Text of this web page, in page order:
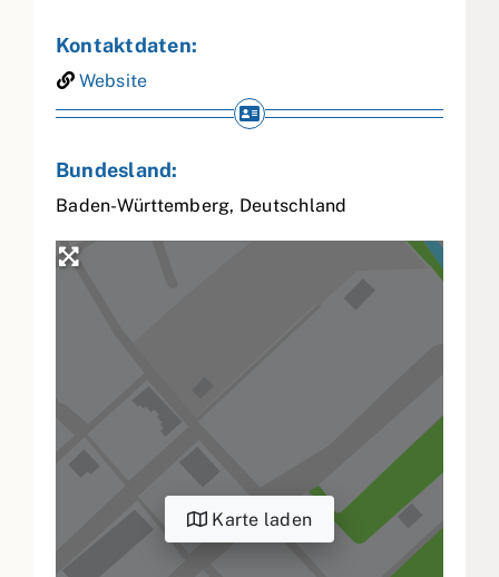
Kontaktdaten:
Website
Bundesland:
Baden-Württemberg, Deutschland
Karte laden